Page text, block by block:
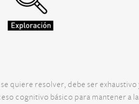
quiere resolver, debe ser
cognitivo básico para mantener a